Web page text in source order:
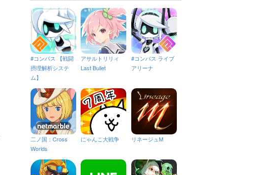
#コンパス 【戦闘
摂理解析システ
ム】
アサルトリリィ
Last Bullet
#コンパス ライブ
アリーナ
二ノ国：Cross
Worlds
にゃんこ大戦争 リネージュM